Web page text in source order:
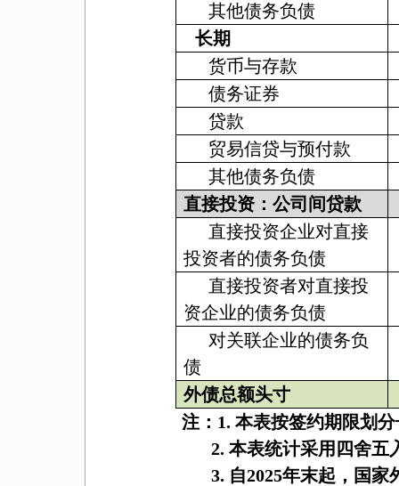
其他债务负债
长期
货币与存款
债务证券
贷款
贸易信贷与预付款
其他债务负债
直接投资：公司间贷款
直接投资企业对直接
投资者的债务负债
直接投资者对直接投
资企业的债务负债
对关联企业的债务负
债
外债总额头寸
注： 1.本表按签约期限划
2.本表统计采用四舍五
3. 自2025年末起，国家